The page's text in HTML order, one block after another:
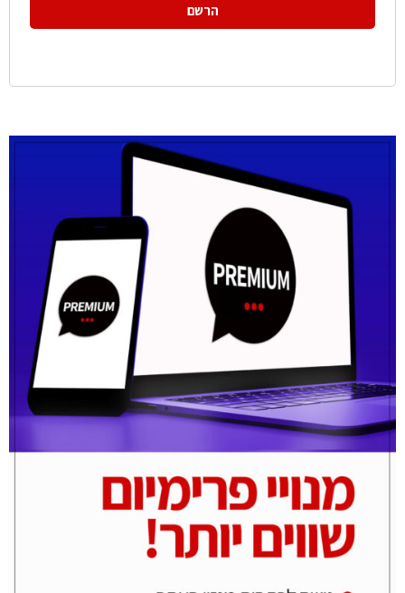
הרשם